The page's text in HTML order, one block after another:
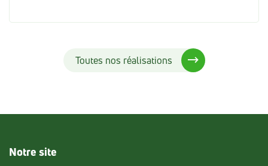
Toutes nos réalisations
Notre site